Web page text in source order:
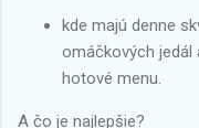
kde majú denne
omáčkových jedál
hotové menu.
A čo je najlepšie?